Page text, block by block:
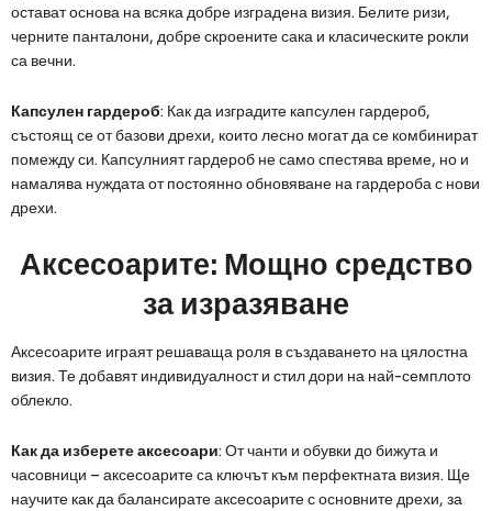
остават основа на всяка добре изградена визия. Белите ризи,
черните панталони, добре скроените сака и класическите рокли
са вечни.
Капсулен гардероб: Как да изградите капсулен гардероб,
състоящ се от базови дрехи, които лесно могат да се комбинират
помежду си. Капсулният гардероб не само спестява време, но и
намалява нуждата от постоянно обновяване на гардероба с нови
дрехи.
Аксесоарите: Мощно средство
за изразяване
Аксесоарите играят решаваща роля в създаването на цялостна
визия. Те добавят индивидуалност и стил дори на най-семплото
облекло.
Как да изберете аксесоари: От чанти и обувки до бижута и
часовници – аксесоарите са ключът към перфектната визия. Ще
научите как да балансирате аксесоарите с основните дрехи, за